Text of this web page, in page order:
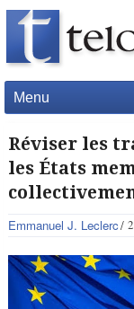
Menu
Réviser les
les États
Emmanuel J. Leclerc